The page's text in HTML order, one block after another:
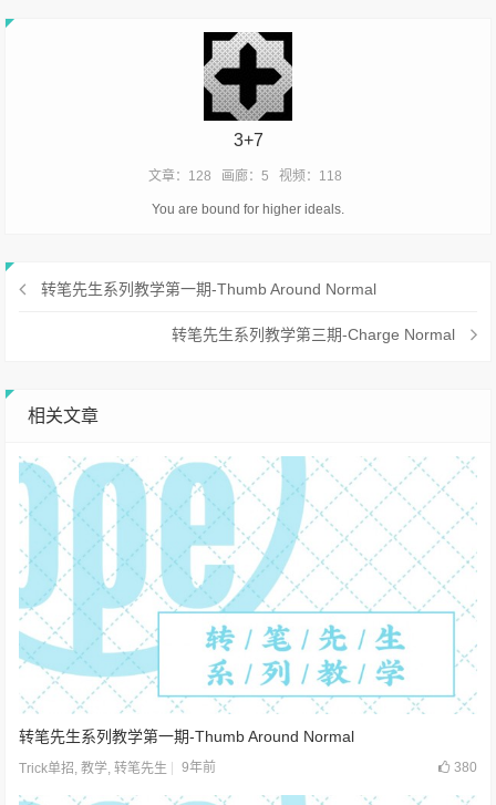
3+7
文章：128 画廊：5 视频：118
You are bound for higher ideals.
转笔先生系列教学第一期-Thumb Around Normal
转笔先生系列教学第三期-Charge Normal
相关文章
转笔先生系列教学第一期-Thumb Around Normal
Trick单招,教学,转笔先生 9年前 380